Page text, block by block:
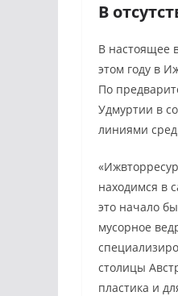
В
В настоящее
этом году в
По
Удмуртии в
линиями
находимся в
это начало
мусорное
столицы
пластика и